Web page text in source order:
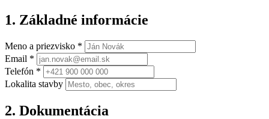
1. Základné informácie
Meno a priezvisko *
Email *
Telefón *
Lokalita stavby
2. Dokumentácia